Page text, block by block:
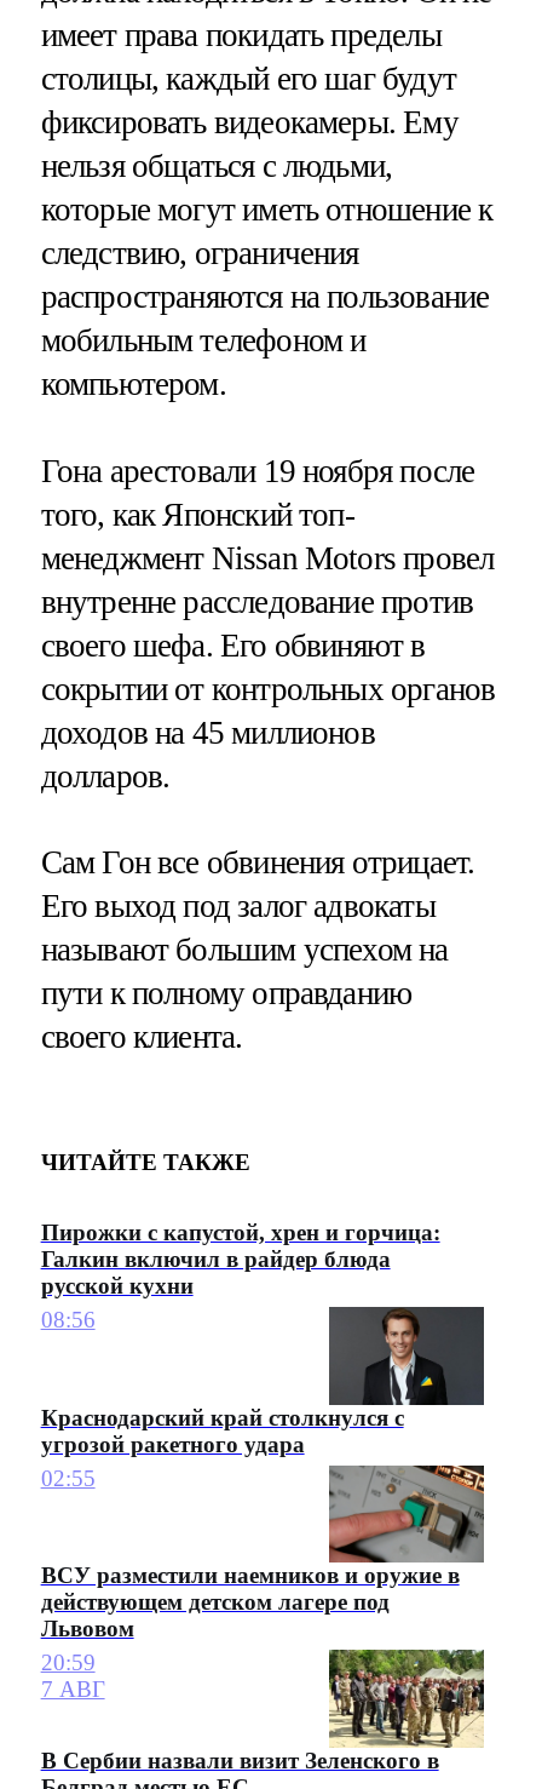
имеет права покидать пределы
столицы, каждый его шаг будут
фиксировать видеокамеры. Ему
нельзя общаться с людьми,
которые могут иметь отношение к
следствию, ограничения
распространяются на пользование
мобильным телефоном и
компьютером.
Гона арестовали 19 ноября после
того, как Японский топ-
менеджмент Nissan Motors провел
внутренне расследование против
своего шефа. Его обвиняют в
сокрытии от контрольных органов
доходов на 45 миллионов
долларов.
Сам Гон все обвинения отрицает.
Его выход под залог адвокаты
называют большим успехом на
пути к полному оправданию
своего клиента.
ЧИТАЙТЕ ТАКЖЕ
Пирожки с капустой, хрен и горчица:
Галкин включил в райдер блюда
русской кухни
08:56
Краснодарский край столкнулся с
угрозой ракетного удара
02:55
ВСУ разместили наемников и оружие в
действующем детском лагере под
Львовом
20:59
7 АВГ
В Сербии назвали визит Зеленского в